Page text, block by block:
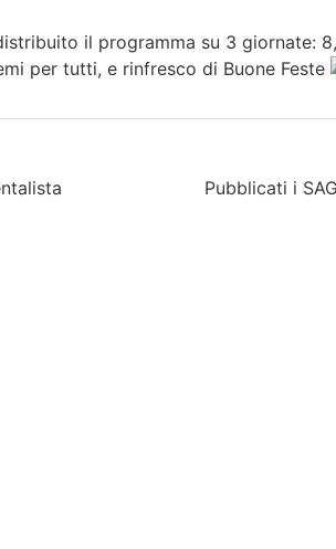
il programma su 3 giornate:
per tutti, e rinfresco di Buone Feste
Pubblicati i